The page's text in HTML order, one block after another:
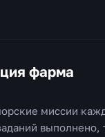
фарма
миссии